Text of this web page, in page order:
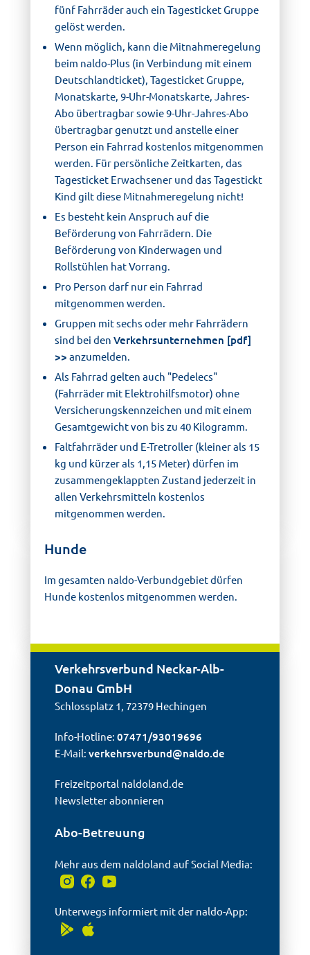
fünf Fahrräder auch ein Tagesticket Gruppe
gelöst werden.
Wenn möglich, kann die Mitnahmeregelung
beim naldo-Plus (in Verbindung mit einem
Deutschlandticket), Tagesticket Gruppe,
Monatskarte, 9-Uhr-Monatskarte, Jahres-
Abo übertragbar sowie 9-Uhr-Jahres-Abo
übertragbar genutzt und anstelle einer
Person ein Fahrrad kostenlos mitgenommen
werden. Für persönliche Zeitkarten, das
Tagesticket Erwachsener und das Tagestickt
Kind gilt diese Mitnahmeregelung nicht!
Es besteht kein Anspruch auf die
Beförderung von Fahrrädern. Die
Beförderung von Kinderwagen und
Rollstühlen hat Vorrang.
Pro Person darf nur ein Fahrrad
mitgenommen werden.
Gruppen mit sechs oder mehr Fahrrädern
sind bei den Verkehrsunternehmen [pdf]
anzumelden.
Als Fahrrad gelten auch "Pedelecs"
(Fahrräder mit Elektrohilfsmotor) ohne
Versicherungskennzeichen und mit einem
Gesamtgewicht von bis zu 40 Kilogramm.
Faltfahrräder und E-Tretroller (kleiner als 15
kg und kürzer als 1,15 Meter) dürfen im
zusammengeklappten Zustand jederzeit in
allen Verkehrsmitteln kostenlos
mitgenommen werden.
Hunde
Im gesamten naldo-Verbundgebiet dürfen
Hunde kostenlos mitgenommen werden.
Verkehrsverbund Neckar-Alb-
Donau GmbH
Schlossplatz 1, 72379 Hechingen
Info-Hotline: 07471/93019696
E-Mail: verkehrsverbund@naldo.de
Freizeitportal naldoland.de
Newsletter abonnieren
Abo-Betreuung
Mehr aus dem naldoland auf Social Media:
Unterwegs informiert mit der naldo-App: